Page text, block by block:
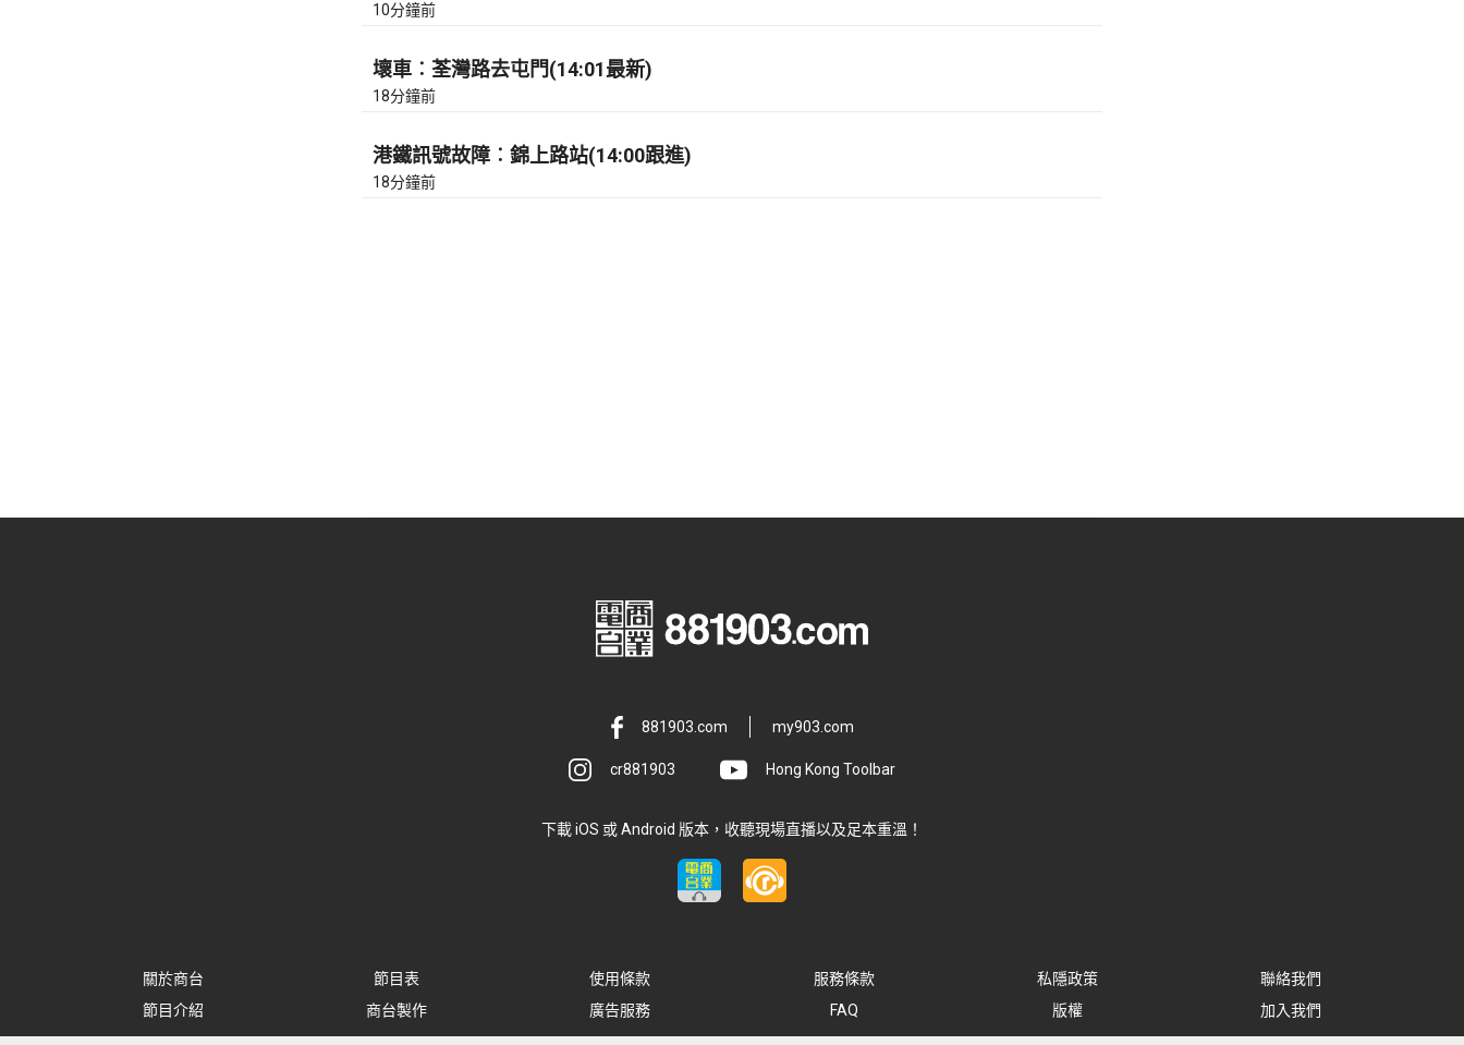
10分鐘前
壞車︰荃灣路去屯門(14:01最新)
18分鐘前
港鐵訊號故障︰錦上路站(14:00跟進)
18分鐘前
881903.com my903.com
cr881903 Hong Kong Toolbar
下載 iOS 或 Android 版本，收聽現場直播以及足本重溫！
關於商台 節目表 使用條款 服務條款 私隱政策
聯絡我們
節目介紹
商台製作 廣告服務 FAQ 版權 加入我們